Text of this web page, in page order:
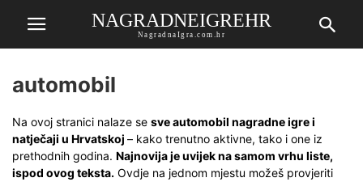
NAGRADNEIGREHR
NagradnaIgra.com.hr
automobil
Na ovoj stranici nalaze se sve automobil nagradne igre i
natječaji u Hrvatskoj – kako trenutno aktivne, tako i one iz
prethodnih godina. Najnovija je uvijek na samom vrhu liste,
ispod ovog teksta. Ovdje na jednom mjestu možeš provjeriti